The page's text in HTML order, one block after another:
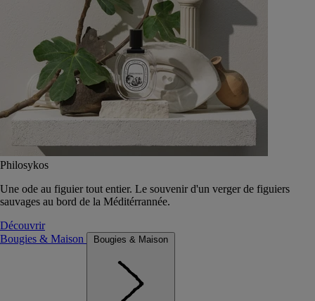
Philosykos
Une ode au figuier tout entier. Le souvenir d'un verger de figuiers
sauvages au bord de la Méditérrannée.
Découvrir
Bougies & Maison
Bougies & Maison